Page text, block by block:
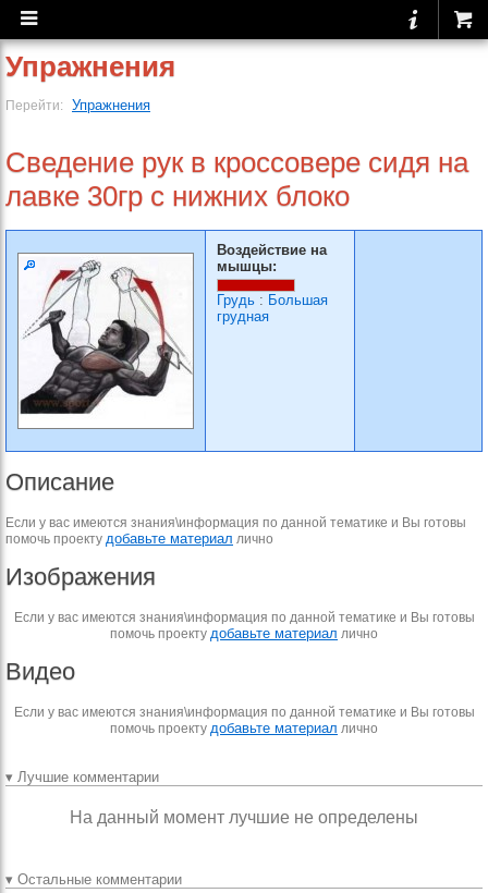
Упражнения
Перейти: Упражнения
Сведение рук в кроссовере сидя на
лавке 30гр с нижних блоко
Воздействие на
мышцы:
Грудь : Большая
грудная
Описание
Если у вас имеются знания\информация по данной тематике и Вы готовы
помочь проекту добавьте материал лично
Изображения
Если у вас имеются знания\информация по данной тематике и Вы готовы
помочь проекту добавьте материал лично
Видео
Если у вас имеются знания\информация по данной тематике и Вы готовы
помочь проекту добавьте материал лично
▾ Лучшие комментарии
На данный момент лучшие не определены
▾ Остальные комментарии